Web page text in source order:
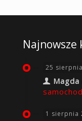
Najnowsze
25
Magda
1 sierpnia